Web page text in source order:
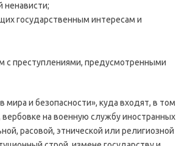
ненависти;
государственным интересам и
с преступлениями, предусмотренными
и безопасности», куда входят, в том
на военную службу иностранных
расовой, этнической или религиозной